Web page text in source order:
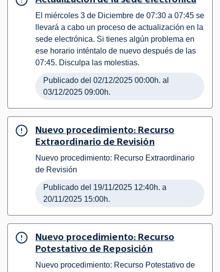
El miércoles 3 de Diciembre de 07:30 a 07:45 se
llevará a cabo un proceso de actualización en la
sede electrónica. Si tienes algún problema en
ese horario inténtalo de nuevo después de las
07:45. Disculpa las molestias.
Publicado del 02/12/2025 00:00h. al
03/12/2025 09:00h.
Nuevo procedimiento: Recurso
Extraordinario de Revisión
Nuevo procedimiento: Recurso Extraordinario
de Revisión
Publicado del 19/11/2025 12:40h. a
20/11/2025 15:00h.
Nuevo procedimiento: Recurso
Potestativo de Reposición
Nuevo procedimiento: Recurso Potestativo de